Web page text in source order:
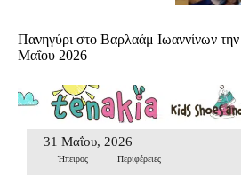
Πανηγύρι στο Βαρλαάμ Ιωαννίνων
Μαΐου 2026
31 Μαΐου, 2026
Ήπειρος Περιφέρειες